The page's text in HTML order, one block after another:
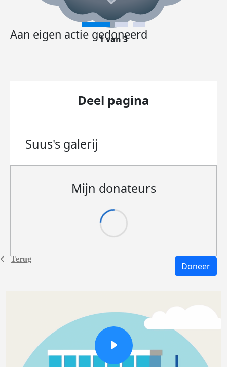
Terug
Aan eigen actie gedoneerd
1 van 3
Deel pagina
Suus's galerij
Mijn donateurs
Doneer